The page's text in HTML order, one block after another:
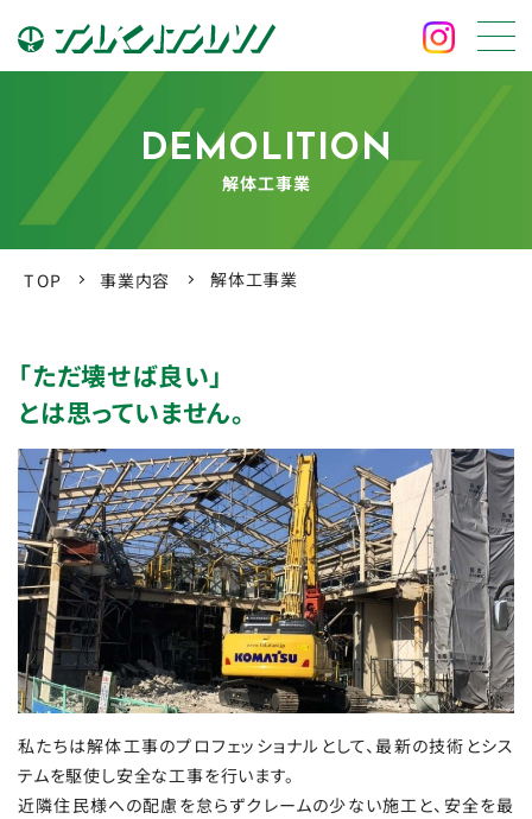
DEMOLITION
解体工事業
TOP 事業内容 解体工事業
「ただ壊せば良い」
とは思っていません。
私たちは解体工事のプロフェッショナルとして、最新の技術とシス
テムを駆使し安全な工事を行います。
近隣住民様への配慮を怠らずクレームの少ない施工と、安全を最